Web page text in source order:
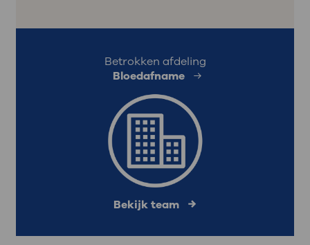
Betrokken afdeling
Bloedafname
Bekijk team